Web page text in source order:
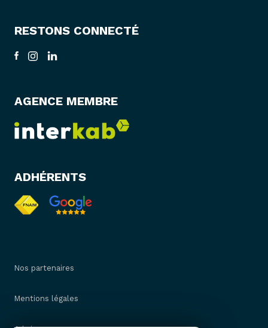
RESTONS CONNECTÉ
AGENCE MEMBRE
ADHÉRENTS
Nos partenaires
Mentions légales